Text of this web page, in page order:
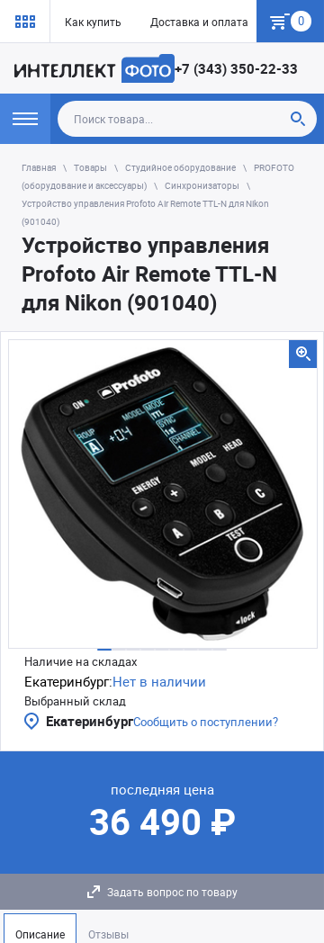
Как купить Доставка и оплата Гарантия
0
+7 (343) 350-22-33
Главная Товары Студийное оборудование
PROFOTO
(оборудование и аксессуары)
Синхронизаторы
Устройство управления Profoto Air Remote TTL-N для Nikon
(901040)
Устройство управления
Profoto Air Remote TTL-N
для Nikon (901040)
Наличие на складах
Екатеринбург:Нет в наличии
Выбранный склад
ЕкатеринбургСообщить о поступлении?
последняя цена
36 490 ₽
Задать вопрос по товару
Описание Отзывы